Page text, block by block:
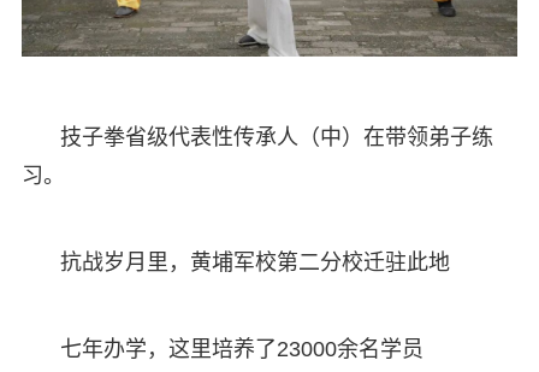
技子拳省级代表性传承人（中）在带领弟子练
习。
抗战岁月里，黄埔军校第二分校迁驻此地
七年办学，这里培养了23000余名学员